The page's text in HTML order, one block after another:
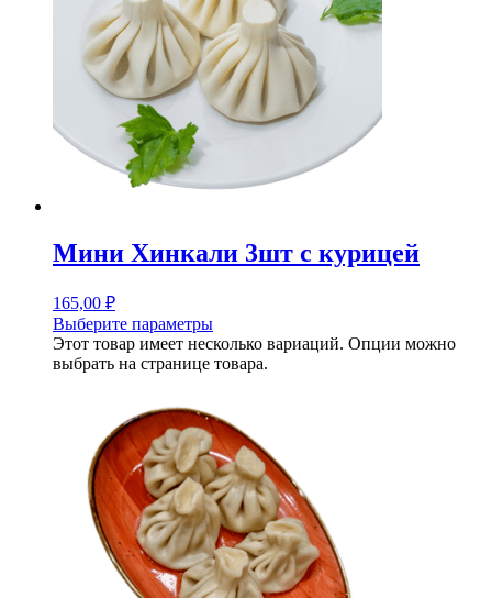
Мини Хинкали 3шт с курицей
165,00 ₽
Выберите параметры
Этот товар имеет несколько вариаций. Опции можно
выбрать на странице товара.